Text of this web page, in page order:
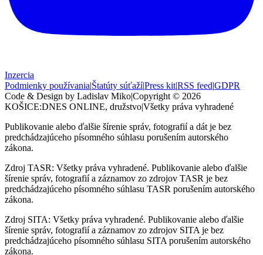
Inzercia
Podmienky používania|Štatúty súťaží|Press kit|RSS feed|GDPR
Code & Design by Ladislav Miko|Copyright © 2026
KOŠICE:DNES ONLINE, družstvo|Všetky práva vyhradené
Publikovanie alebo ďalšie šírenie správ, fotografií a dát je bez
predchádzajúceho písomného súhlasu porušením autorského
zákona.
Zdroj TASR: Všetky práva vyhradené. Publikovanie alebo ďalšie
šírenie správ, fotografií a záznamov zo zdrojov TASR je bez
predchádzajúceho písomného súhlasu TASR porušením autorského
zákona.
Zdroj SITA: Všetky práva vyhradené. Publikovanie alebo ďalšie
šírenie správ, fotografií a záznamov zo zdrojov SITA je bez
predchádzajúceho písomného súhlasu SITA porušením autorského
zákona.